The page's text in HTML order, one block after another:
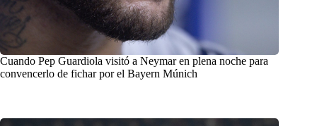
Cuando Pep Guardiola visitó a Neymar en plena noche para
convencerlo de fichar por el Bayern Múnich